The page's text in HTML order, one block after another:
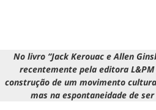
No livro “Jack Kerouac e Allen
recentemente pela editora
construção de um movimento
mas na espontaneidade de